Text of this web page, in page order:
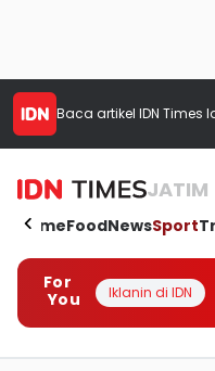
Baca artikel IDN Times
JATIM
HomeFoodNewsSport
For
You
Iklanin di IDN